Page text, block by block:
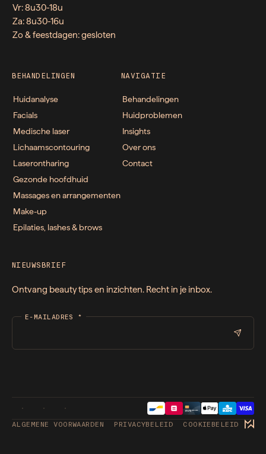
Vr: 8u30-18u
Za: 8u30-16u
Zo & feestdagen: gesloten
BEHANDELINGEN
Huidanalyse
Facials
Medische laser
Lichaamscontouring
Laserontharing
Gezonde hoofdhuid
Massages en arrangementen
Make-up
Epilaties, lashes & brows
NAVIGATIE
Behandelingen
Huidproblemen
Insights
Over ons
Contact
NIEUWSBRIEF
Ontvang beauty tips en inzichten. Recht in je inbox.
E-MAILADRES *
ALGEMENE VOORWAARDEN PRIVACYBELEID COOKIEBELEID